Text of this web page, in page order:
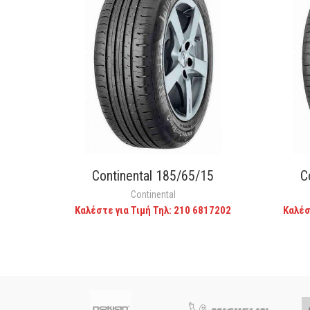
CALL FOR PRICE
Continental 185/65/15
Continental
Καλέστε για Τιμή Τηλ: 210 6817202